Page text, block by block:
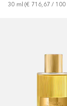
30 ml (€ 716,67 / 100